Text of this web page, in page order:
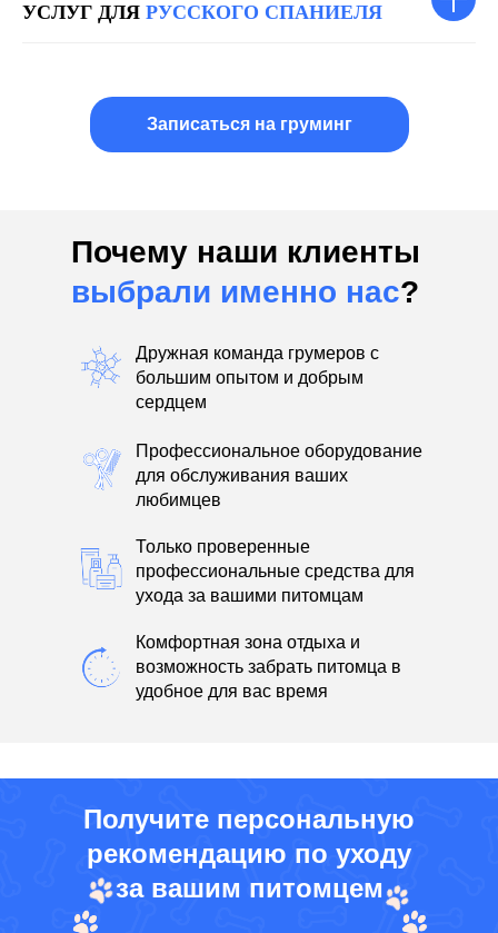
УСЛУГ ДЛЯ РУССКОГО СПАНИЕЛЯ
Записаться на груминг
Почему наши клиенты
выбрали именно нас?
Дружная команда грумеров с
большим опытом и добрым
сердцем
Профессиональное оборудование
для обслуживания ваших
любимцев
Только проверенные
профессиональные средства для
ухода за вашими питомцам
Комфортная зона отдыха и
возможность забрать питомца в
удобное для вас время
Получите персональную
рекомендацию по уходу
за вашим питомцем